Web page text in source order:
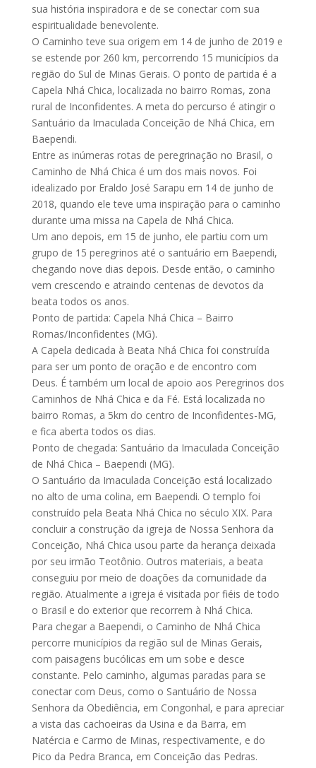
sua história inspiradora e de se conectar com sua
espiritualidade benevolente.
O Caminho teve sua origem em 14 de junho de 2019 e
se estende por 260 km, percorrendo 15 municípios da
região do Sul de Minas Gerais. O ponto de partida é a
Capela Nhá Chica, localizada no bairro Romas, zona
rural de Inconfidentes. A meta do percurso é atingir o
Santuário da Imaculada Conceição de Nhá Chica, em
Baependi.
Entre as inúmeras rotas de peregrinação no Brasil, o
Caminho de Nhá Chica é um dos mais novos. Foi
idealizado por Eraldo José Sarapu em 14 de junho de
2018, quando ele teve uma inspiração para o caminho
durante uma missa na Capela de Nhá Chica.
Um ano depois, em 15 de junho, ele partiu com um
grupo de 15 peregrinos até o santuário em Baependi,
chegando nove dias depois. Desde então, o caminho
vem crescendo e atraindo centenas de devotos da
beata todos os anos.
Ponto de partida: Capela Nhá Chica – Bairro
Romas/Inconfidentes (MG).
A Capela dedicada à Beata Nhá Chica foi construída
para ser um ponto de oração e de encontro com
Deus. É também um local de apoio aos Peregrinos dos
Caminhos de Nhá Chica e da Fé. Está localizada no
bairro Romas, a 5km do centro de Inconfidentes-MG,
e fica aberta todos os dias.
Ponto de chegada: Santuário da Imaculada Conceição
de Nhá Chica – Baependi (MG).
O Santuário da Imaculada Conceição está localizado
no alto de uma colina, em Baependi. O templo foi
construído pela Beata Nhá Chica no século XIX. Para
concluir a construção da igreja de Nossa Senhora da
Conceição, Nhá Chica usou parte da herança deixada
por seu irmão Teotônio. Outros materiais, a beata
conseguiu por meio de doações da comunidade da
região. Atualmente a igreja é visitada por fiéis de todo
o Brasil e do exterior que recorrem à Nhá Chica.
Para chegar a Baependi, o Caminho de Nhá Chica
percorre municípios da região sul de Minas Gerais,
com paisagens bucólicas em um sobe e desce
constante. Pelo caminho, algumas paradas para se
conectar com Deus, como o Santuário de Nossa
Senhora da Obediência, em Congonhal, e para apreciar
a vista das cachoeiras da Usina e da Barra, em
Natércia e Carmo de Minas, respectivamente, e do
Pico da Pedra Branca, em Conceição das Pedras.